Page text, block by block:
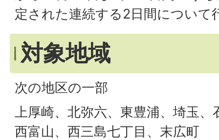
定された連続する2日間について
対象地域
次の地区の一部
上厚崎、北弥六、東豊浦、埼玉、
西富山、西三島七丁目、末広町